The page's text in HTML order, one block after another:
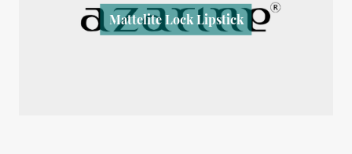
Mattelite Lock Lipstick